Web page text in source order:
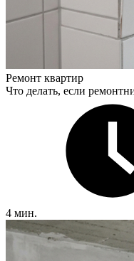
Ремонт квартир
Что делать, если
4 мин.